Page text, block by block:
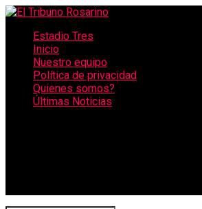
Estadio Tres
Inicio
Nuestro equipo
Política de privacidad
Quienes somos?
Últimas Noticias